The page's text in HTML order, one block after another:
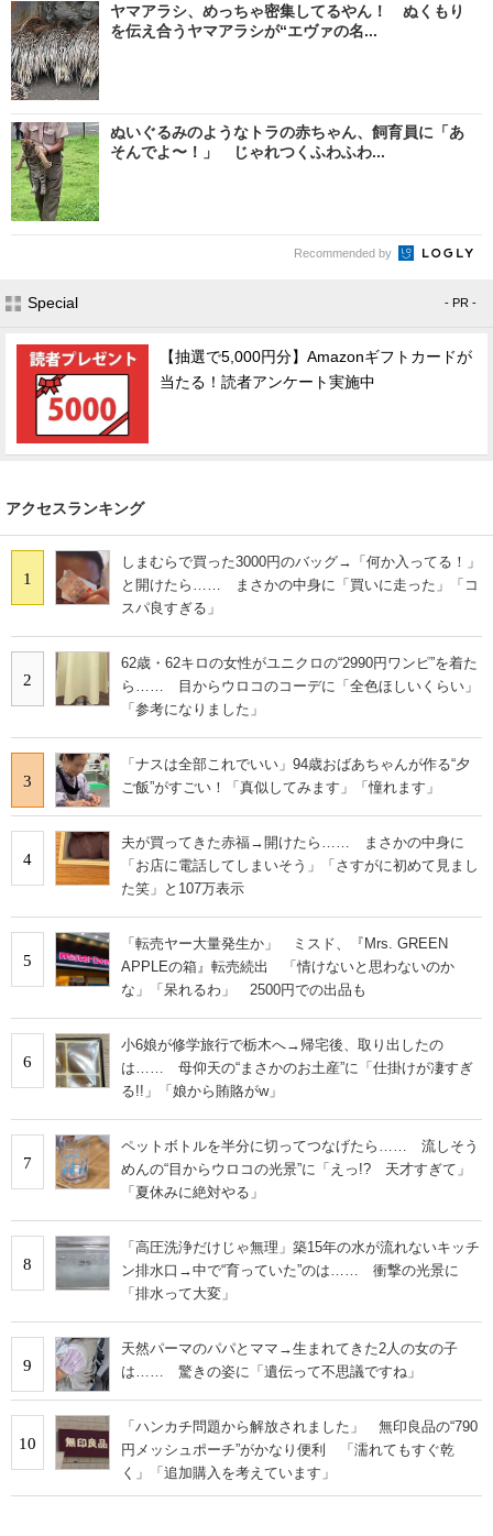
ヤマアラシ、めっちゃ密集してるやん！ ぬくもり
を伝え合うヤマアラシが“エヴァの名...
ぬいぐるみのようなトラの赤ちゃん、飼育員に「あ
そんでよ〜！」 じゃれつくふわふわ...
Recommended by
Special - PR -
【抽選で5,000円分】Amazonギフトカードが
当たる！読者アンケート実施中
アクセスランキング
1
しまむらで買った3000円のバッグ→「何か入ってる！」
と開けたら…… まさかの中身に「買いに走った」「コ
スパ良すぎる」
2
62歳・62キロの女性がユニクロの“2990円ワンピ”を着た
ら…… 目からウロコのコーデに「全色ほしいくらい」
「参考になりました」
3
「ナスは全部これでいい」94歳おばあちゃんが作る“夕
ご飯”がすごい！「真似してみます」「憧れます」
4
夫が買ってきた赤福→開けたら…… まさかの中身に
「お店に電話してしまいそう」「さすがに初めて見まし
た笑」と107万表示
5
「転売ヤー大量発生か」 ミスド、『Mrs. GREEN
APPLEの箱』転売続出 「情けないと思わないのか
な」「呆れるわ」 2500円での出品も
6
小6娘が修学旅行で栃木へ→帰宅後、取り出したの
は…… 母仰天の“まさかのお土産”に「仕掛けが凄すぎ
る!!」「娘から賄賂がw」
7
ペットボトルを半分に切ってつなげたら…… 流しそう
めんの“目からウロコの光景”に「えっ!? 天才すぎて」
「夏休みに絶対やる」
8
「高圧洗浄だけじゃ無理」築15年の水が流れないキッチ
ン排水口→中で“育っていた”のは…… 衝撃の光景に
「排水って大変」
9
天然パーマのパパとママ→生まれてきた2人の女の子
は…… 驚きの姿に「遺伝って不思議ですね」
10
「ハンカチ問題から解放されました」 無印良品の“790
円メッシュポーチ”がかなり便利 「濡れてもすぐ乾
く」「追加購入を考えています」